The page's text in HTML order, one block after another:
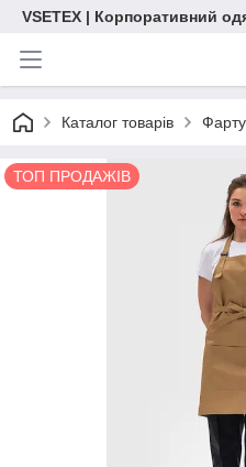
VSETEX | Корпоративний
Каталог товарів
ТОП ПРОДАЖІВ